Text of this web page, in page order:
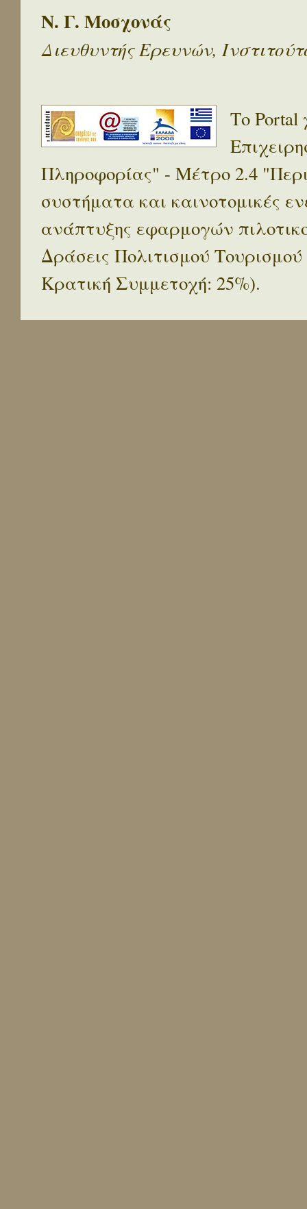
Ν. Γ. Μοσχονάς
Διευθυντής Ερευνών,
Το Portal
Πληροφορίας" - Μέτρο 2.4
συστήματα και καινοτομικές
ανάπτυξης εφαρμογών
Δράσεις Πολιτισμού
Κρατική Συμμετοχή: 25%).